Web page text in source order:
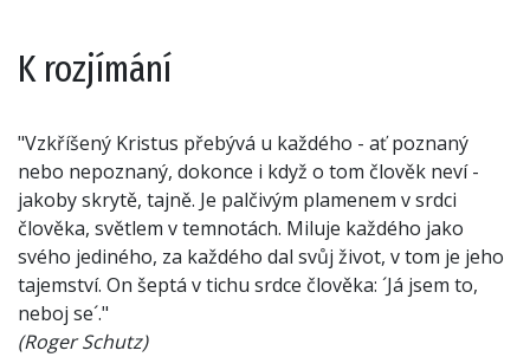
K rozjímání
"Vzkříšený Kristus přebývá u každého - ať poznaný
nebo nepoznaný, dokonce i když o tom člověk neví -
jakoby skrytě, tajně. Je palčivým plamenem v srdci
člověka, světlem v temnotách. Miluje každého jako
svého jediného, za každého dal svůj život, v tom je jeho
tajemství. On šeptá v tichu srdce člověka: ´Já jsem to,
neboj se´."
(Roger Schutz)